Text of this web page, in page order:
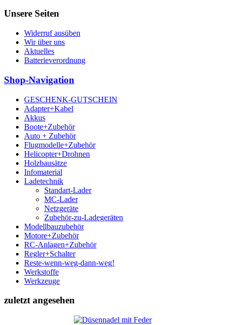
Unsere Seiten
Widerruf ausüben
Wir über uns
Aktuelles
Batterieverordnung
Shop-Navigation
GESCHENK-GUTSCHEIN
Adapter+Kabel
Akkus
Boote+Zubehör
Auto + Zubehör
Flugmodelle+Zubehör
Helicopter+Drohnen
Holzbausätze
Infomaterial
Ladetechnik
Standart-Lader
MC-Lader
Netzgeräte
Zubehör-zu-Ladegeräten
Modellbauzubehör
Motore+Zubehör
RC-Anlagen+Zubehör
Regler+Schalter
Reste-wenn-weg-dann-weg!
Werkstoffe
Werkzeuge
zuletzt angesehen